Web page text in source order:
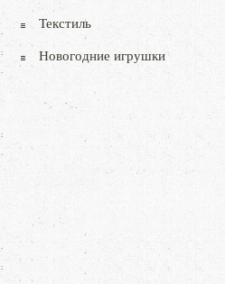
Текстиль
Новогодние игрушки